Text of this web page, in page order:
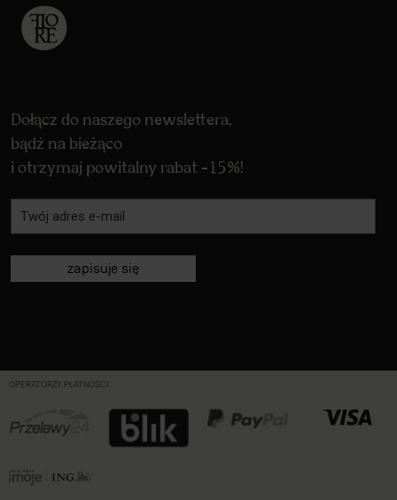
Dołącz do naszego newslettera,
bądź na bieżąco
i otrzymaj powitalny rabat -15%!
zapisuje się
OPERATORZY PŁATNOŚCI